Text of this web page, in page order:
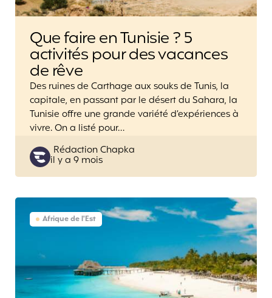
Que faire en Tunisie ? 5
activités pour des vacances
de rêve
Des ruines de Carthage aux souks de Tunis, la
capitale, en passant par le désert du Sahara, la
Tunisie offre une grande variété d’expériences à
vivre. On a listé pour…
Posted
by
Rédaction Chapka
il y a 9 mois
Afrique de l'Est